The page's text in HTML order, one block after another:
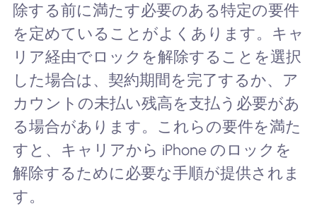
除する前に満たす必要のある特定の要件
を定めていることがよくあります。キャ
リア経由でロックを解除することを選択
した場合は、契約期間を完了するか、ア
カウントの未払い残高を支払う必要があ
る場合があります。これらの要件を満た
すと、キャリアから iPhone のロックを
解除するために必要な手順が提供されま
す。